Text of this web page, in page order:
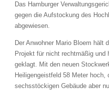
Das Hamburger
gegen die Aufstockung des
abgewiesen.
Der Anwohner Mario Bloem hält
Projekt für nicht rechtmäßig und
geklagt. Mit den neuen
Heiligengeistfeld 58 Meter hoch,
sechsstöckigen Gebäude aber